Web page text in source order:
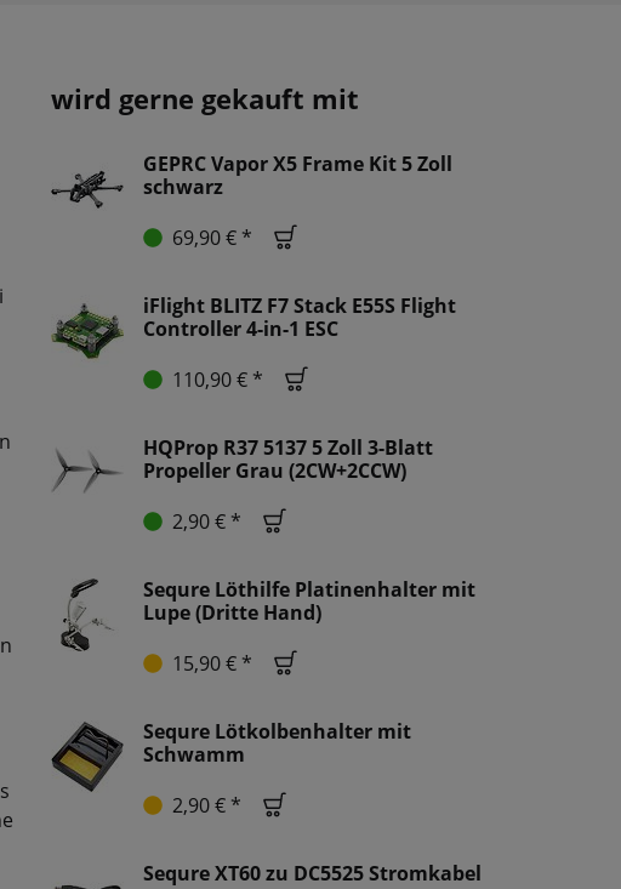
wird gerne gekauft mit
GEPRC Vapor X5 Frame Kit 5 Zoll
schwarz
69,90 € *
iFlight BLITZ F7 Stack E55S Flight
Controller 4-in-1 ESC
110,90 € *
HQProp R37 5137 5 Zoll 3-Blatt
Propeller Grau (2CW+2CCW)
2,90 € *
Sequre Löthilfe Platinenhalter mit
Lupe (Dritte Hand)
15,90 € *
Sequre Lötkolbenhalter mit
Schwamm
2,90 € *
Sequre XT60 zu DC5525 Stromkabel